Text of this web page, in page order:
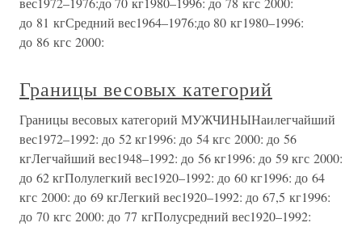
до 81 кгСредний вес1964–1976:до 80 кг1980–1996:
до 86 кгс 2000:
Границы весовых категорий
Границы весовых категорий МУЖЧИНЫНаилегчайший
вес1972–1992: до 52 кг1996: до 54 кгс 2000: до 56
кгЛегчайший вес1948–1992: до 56 кг1996: до 59 кгс 2000:
до 62 кгПолулегкий вес1920–1992: до 60 кг1996: до 64
кгс 2000: до 69 кгЛегкий вес1920–1992: до 67,5 кг1996:
до 70 кгс 2000: до 77 кгПолусредний вес1920–1992: